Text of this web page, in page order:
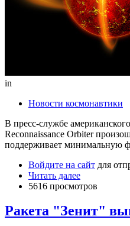
in
Новости космонавтики
В пресс-службе
Reconnaissance Orbiter
поддерживает минимальную
Войдите на сайт для
Читать далее
5616 просмотров
Ракета "Зенит"